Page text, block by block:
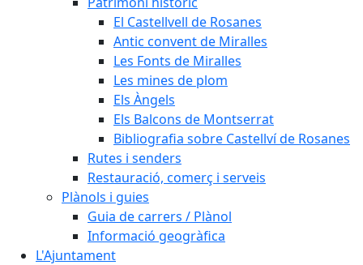
El Castellvell de Rosanes
Antic convent de Miralles
Les Fonts de Miralles
Les mines de plom
Els Àngels
Els Balcons de Montserrat
Bibliografia sobre Castellví de Rosanes
Rutes i senders
Restauració, comerç i serveis
Plànols i guies
Guia de carrers / Plànol
Informació geogràfica
L'Ajuntament